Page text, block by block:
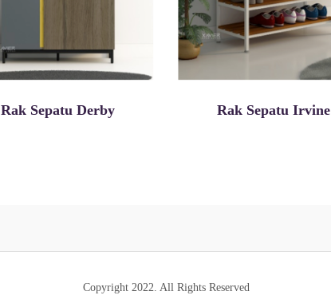
Rak Sepatu Derby Rak Sepatu Irvine
Copyright 2022. All Rights Reserved